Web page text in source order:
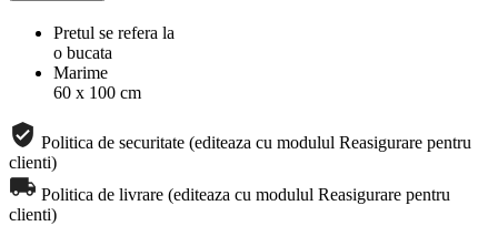
Pretul se refera la
o bucata
Marime
60 x 100 cm
Politica de securitate (editeaza cu modulul Reasigurare pentru
clienti)
Politica de livrare (editeaza cu modulul Reasigurare pentru
clienti)